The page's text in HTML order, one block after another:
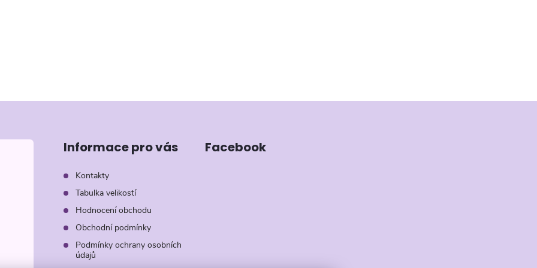
Informace pro vás
Kontakty
Tabulka velikostí
Hodnocení obchodu
Obchodní podmínky
Podmínky ochrany osobních
údajů
Facebook